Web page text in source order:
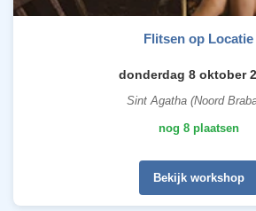
Flitsen op Locatie
donderdag 8 oktober
Sint Agatha (Noord
nog 8 plaatsen
Bekijk workshop